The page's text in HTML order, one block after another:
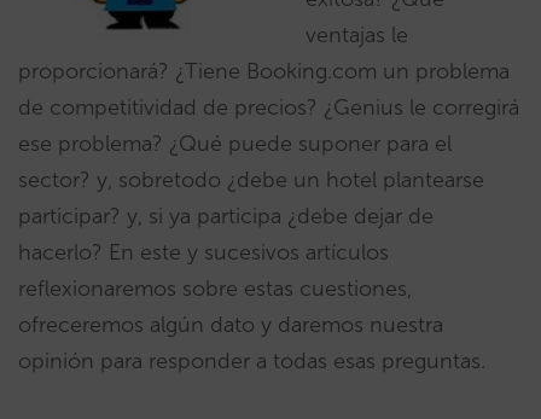
ventajas le
proporcionará? ¿Tiene Booking.com un problema
de competitividad de precios? ¿Genius le corregirá
ese problema? ¿Qué puede suponer para el
sector? y, sobretodo ¿debe un hotel plantearse
participar? y, si ya participa ¿debe dejar de
hacerlo? En este y sucesivos artículos
reflexionaremos sobre estas cuestiones,
ofreceremos algún dato y daremos nuestra
opinión para responder a todas esas preguntas.